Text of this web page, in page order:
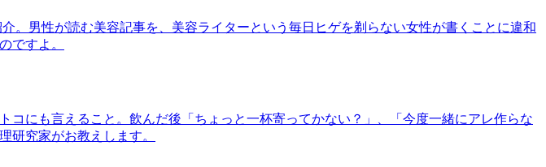
。男性が読む美容記事を、美容ライターという毎日ヒゲを剃らない女性が書くことに違和
ですよ。
コにも言えること。飲んだ後「ちょっと一杯寄ってかない？」、「今度一緒にアレ作らな
研究家がお教えします。